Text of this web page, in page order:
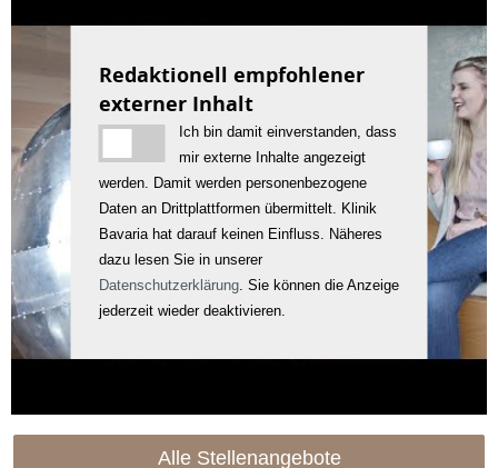
Redaktionell empfohlener
externer Inhalt
Ich bin damit einverstanden, dass
mir externe Inhalte angezeigt
werden. Damit werden personenbezogene
Daten an Drittplattformen übermittelt. Klinik
Bavaria hat darauf keinen Einfluss. Näheres
dazu lesen Sie in unserer
Datenschutzerklärung. Sie können die Anzeige
jederzeit wieder deaktivieren.
Alle Stellenangebote